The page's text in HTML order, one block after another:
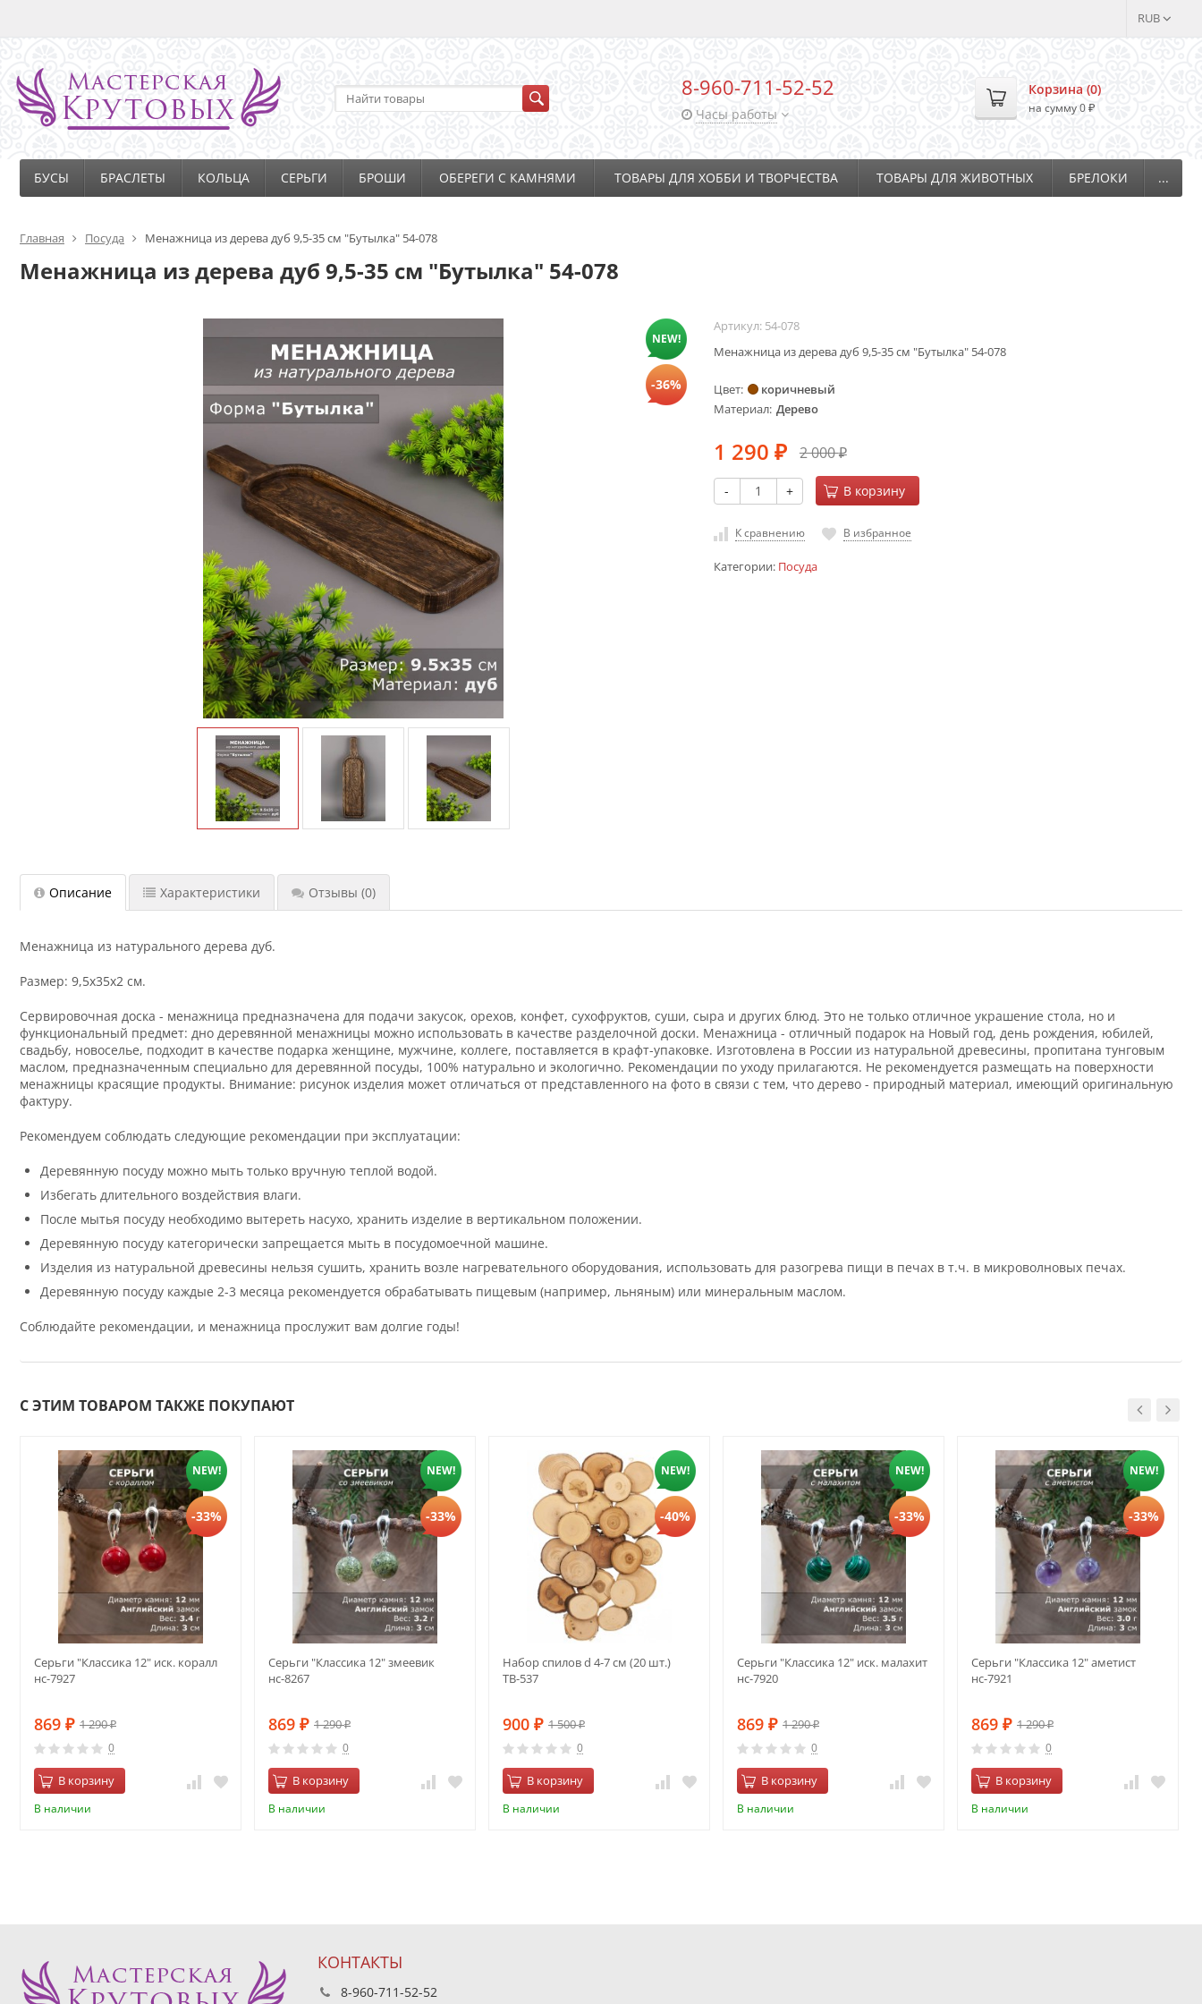
RUB
8-960-711-52-52
Часы работы
Корзина (0)
на сумму0 ₽
БУСЫ БРАСЛЕТЫ КОЛЬЦА СЕРЬГИ БРОШИ ОБЕРЕГИ С КАМНЯМИ ТОВАРЫ ДЛЯ ХОББИ И ТВОРЧЕСТВА ТОВАРЫ ДЛЯ ЖИВОТНЫХ БРЕЛОКИ ...
Главная Посуда Менажница из дерева дуб 9,5-35 см "Бутылка" 54-078
Менажница из дерева дуб 9,5-35 см "Бутылка" 54-078
NEW!
-36%
Артикул: 54-078
Менажница из дерева дуб 9,5-35 см "Бутылка" 54-078
Цвет
коричневый
Материал Дерево
1 290 ₽ 2 000₽
- + В корзину
К сравнению В избранное
Категории: Посуда
Описание Характеристики Отзывы (0)
Менажница из натурального дерева дуб.
Размер: 9,5х35х2 см.
Сервировочная доска - менажница предназначена для подачи закусок, орехов, конфет, сухофруктов, суши, сыра и других блюд. Это не только отличное украшение стола, но и
функциональный предмет: дно деревянной менажницы можно использовать в качестве разделочной доски. Менажница - отличный подарок на Новый год, день рождения, юбилей,
свадьбу, новоселье, подходит в качестве подарка женщине, мужчине, коллеге, поставляется в крафт-упаковке. Изготовлена в России из натуральной древесины, пропитана тунговым
маслом, предназначенным специально для деревянной посуды, 100% натурально и экологично. Рекомендации по уходу прилагаются. Не рекомендуется размещать на поверхности
менажницы красящие продукты. Внимание: рисунок изделия может отличаться от представленного на фото в связи с тем, что дерево - природный материал, имеющий оригинальную
фактуру.
Рекомендуем соблюдать следующие рекомендации при эксплуатации:
Деревянную посуду можно мыть только вручную теплой водой.
Избегать длительного воздействия влаги.
После мытья посуду необходимо вытереть насухо, хранить изделие в вертикальном положении.
Деревянную посуду категорически запрещается мыть в посудомоечной машине.
Изделия из натуральной древесины нельзя сушить, хранить возле нагревательного оборудования, использовать для разогрева пищи в печах в т.ч. в микроволновых печах.
Деревянную посуду каждые 2-3 месяца рекомендуется обрабатывать пищевым (например, льняным) или минеральным маслом.
Соблюдайте рекомендации, и менажница прослужит вам долгие годы!
С ЭТИМ ТОВАРОМ ТАКЖЕ ПОКУПАЮТ
NEW!
-33%
Серьги "Классика 12" иск. коралл
нс-7927
869 ₽ 1 290₽
0
В корзину
В наличии
NEW!
-33%
Серьги "Классика 12" змеевик
нс-8267
869 ₽ 1 290₽
0
В корзину
В наличии
NEW!
-40%
Набор спилов d 4-7 см (20 шт.)
ТВ-537
900 ₽ 1 500₽
0
В корзину
В наличии
NEW!
-33%
Серьги "Классика 12" иск. малахит
нс-7920
869 ₽ 1 290₽
0
В корзину
В наличии
NEW!
-33%
Серьги "Классика 12" аметист
нс-7921
869 ₽ 1 290₽
0
В корзину
В наличии
КОНТАКТЫ
8-960-711-52-52